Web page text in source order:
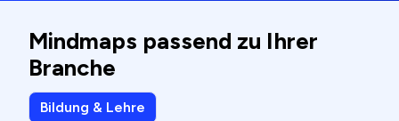
Mindmaps passend zu Ihrer
Branche
Bildung & Lehre